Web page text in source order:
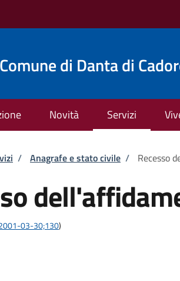
Comune di Danta di
Novità Servizi
di pane
/ Anagrafe e stato civile / Recesso
03-30;130)